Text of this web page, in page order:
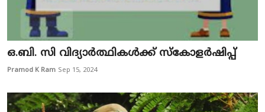
ഒ.ബി. സി വിദ്യാർത്ഥികൾക്ക് സ്കോളർഷിപ്പ്
Pramod K Ram Sep 15, 2024